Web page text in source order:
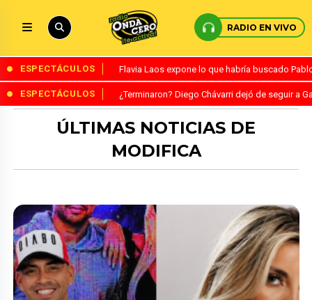
RADIO EN VIVO
ESPECTÁCULOS Flavia Laos expone lo que habría buscado
ESPECTÁCULOS ¿Terminaron? Diego Chávarri dejó de seguir a
ÚLTIMAS NOTICIAS DE
MODIFICA